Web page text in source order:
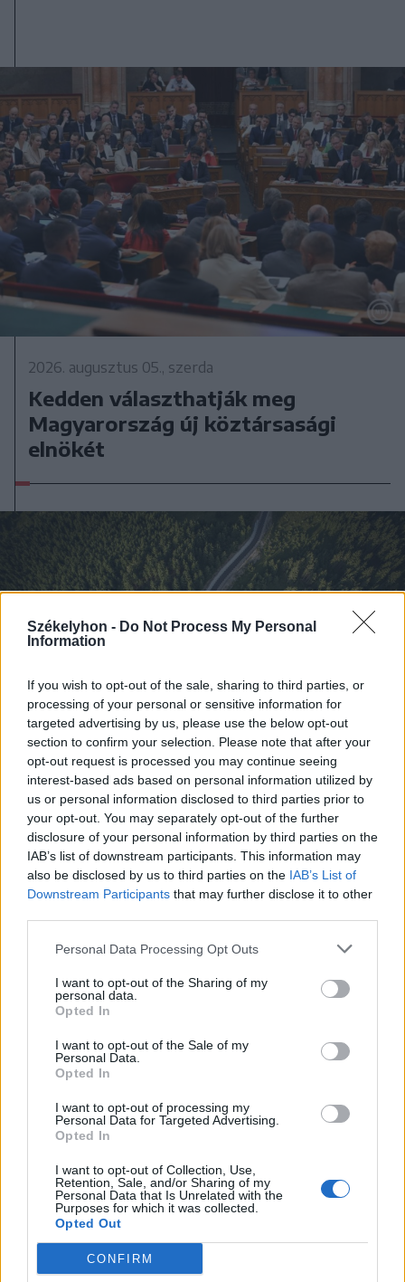
Székelyhon - Do Not Process My Personal
Information
If you wish to opt-out of the sale, sharing to third parties, or
processing of your personal or sensitive information for
targeted advertising by us, please use the below opt-out
section to confirm your selection. Please note that after your
opt-out request is processed you may continue seeing
interest-based ads based on personal information utilized by
us or personal information disclosed to third parties prior to
your opt-out. You may separately opt-out of the further
disclosure of your personal information by third parties on the
IAB’s list of downstream participants. This information may
also be disclosed by us to third parties on the IAB’s List of
Downstream Participants that may further disclose it to other
Personal Data Processing Opt Outs
I want to opt-out of the Sharing of my
personal data.
Opted In
I want to opt-out of the Sale of my
Personal Data.
Opted In
I want to opt-out of processing my
Personal Data for Targeted Advertising.
Opted In
I want to opt-out of Collection, Use,
Retention, Sale, and/or Sharing of my
Personal Data that Is Unrelated with the
Purposes for which it was collected.
Opted Out
CONFIRM
2026. augusztus 05., szerda
Kedden választhatják meg
Magyarország új köztársasági
elnökét
2026. augusztus 05., szerda
Elfogadta a képviselőház a
biológiai sokféleség megőrzésére
vonatkozó stratégiát
2026. augusztus 05., szerda